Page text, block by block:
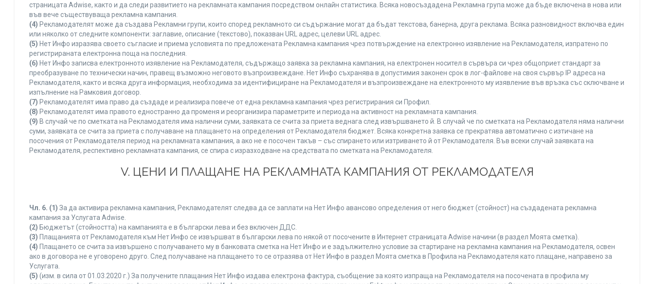
страницата Adwise, както и да следи развитието на рекламната кампания посредством онлайн статистика. Всяка новосъздадена Рекламна група може да бъде включена в нова или
във вече съществуваща рекламна кампания.
(4) Рекламодателят може да създава Рекламни групи, които според рекламното си съдържание могат да бъдат текстова, банерна, друга реклама. Всяка разновидност включва един
или няколко от следните компоненти: заглавие, описание (текстово), показван URL адрес, целеви URL адрес.
(5) Нет Инфо изразява своето съгласие и приема условията по предложената Рекламна кампания чрез потвърждение на електронно изявление на Рекламодателя, изпратено по
регистрираната електронна поща на последния.
(6) Нет Инфо записва електронното изявление на Рекламодателя, съдържащо заявка за рекламна кампания, на електронен носител в сървъра си чрез общоприет стандарт за
преобразуване по технически начин, правещ възможно неговото възпроизвеждане. Нет Инфо съхранява в допустимия законен срок в лог-файлове на своя сървър IP адреса на
Рекламодателя, както и всяка друга информация, необходима за идентифициране на Рекламодателя и възпроизвеждане на електронното му изявление във връзка със сключване и
изпълнение на Рамковия договор.
(7) Рекламодателят има право да създаде и реализира повече от една рекламна кампания чрез регистрирания си Профил.
(8) Рекламодателят има правото едностранно да променя и реорганизира параметрите и периода на активност на рекламната кампания.
(9) В случай че по сметката на Рекламодателя има налични суми, заявката се счита за приета веднага след извършването й. В случай че по сметката на Рекламодателя няма налични
суми, заявката се счита за приета с получаване на плащането на определения от Рекламодателя бюджет. Всяка конкретна заявка се прекратява автоматично с изтичане на
посочения от Рекламодателя период на рекламната кампания, а ако не е посочен такъв – със спирането или изтриването й от Рекламодателя. Във всеки случай заявката на
Рекламодателя, респективно рекламната кампания, се спира с изразходване на средствата по сметката на Рекламодателя.
V. ЦЕНИ И ПЛАЩАНЕ НА РЕКЛАМНАТА КАМПАНИЯ ОТ РЕКЛАМОДАТЕЛЯ
Чл. 6. (1) За да активира рекламна кампания, Рекламодателят следва да се заплати на Нет Инфо авансово определения от него бюджет (стойност) на създадената рекламна
кампания за Услугата Adwise.
(2) Бюджетът (стойността) на кампанията е в български лева и без включен ДДС.
(3) Плащанията от Рекламодателя към Нет Инфо се извършват в български лева по някой от посочените в Интернет страницата Adwise начини (в раздел Моята сметка).
(4) Плащането се счита за извършено с получаването му в банковата сметка на Нет Инфо и е задължително условие за стартиране на рекламна кампания на Рекламодателя, освен
ако в договора не е уговорено друго. След получаване на плащането то се отразява от Нет Инфо в раздел Моята сметка в Профила на Рекламодателя като плащане, направено за
Услугата.
(5) (изм. в сила от 01.03.2020 г.) За получените плащания Нет Инфо издава електрона фактура, съобщение за която изпраща на Рекламодателя на посочената в профила му